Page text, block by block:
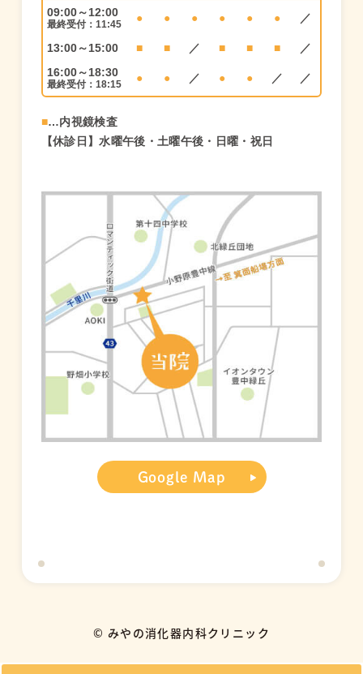
09:00～12:00
最終受付：11:45 ● ● ● ● ● ● ／
13:00～15:00 ■ ■ ／ ■ ■ ■
／
16:00～18:30
最終受付：18:15 ● ● ／ ● ● ／ ／
■…内視鏡検査
【休診日】水曜午後・土曜午後・日曜・祝日
Google Map
© みやの消化器内科クリニック